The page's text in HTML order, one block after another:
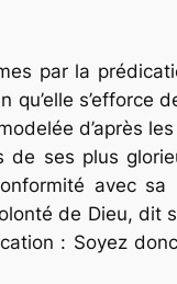
par la
s’efforce
d’après
de ses plus
avec
de Dieu, dit
: Soyez